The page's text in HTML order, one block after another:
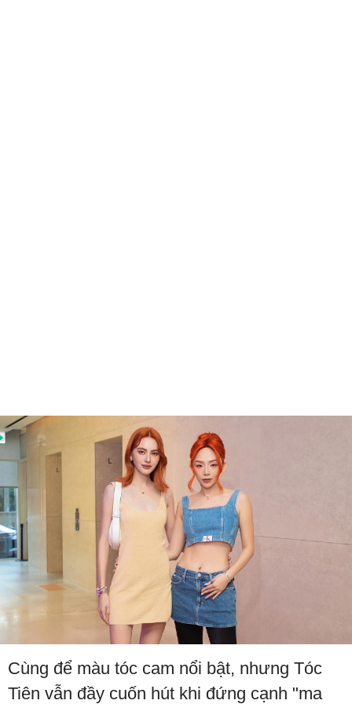
Cùng để màu tóc cam nổi bật, nhưng Tóc
Tiên vẫn đầy cuốn hút khi đứng cạnh "ma